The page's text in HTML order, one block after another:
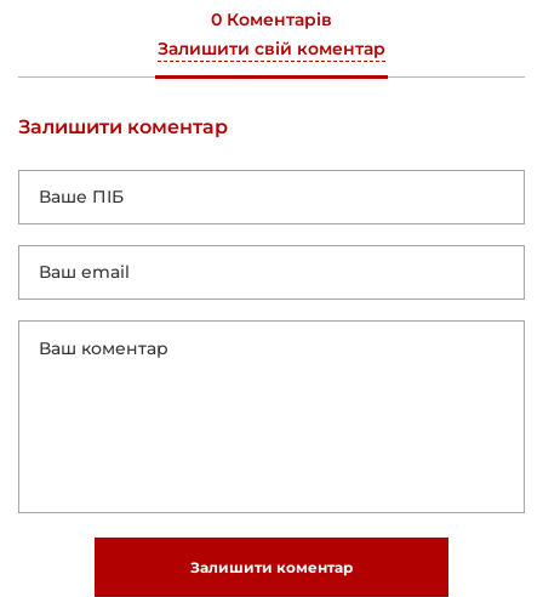
0 Коментарів
Залишити свій коментар
Залишити коментар
Залишити коментар